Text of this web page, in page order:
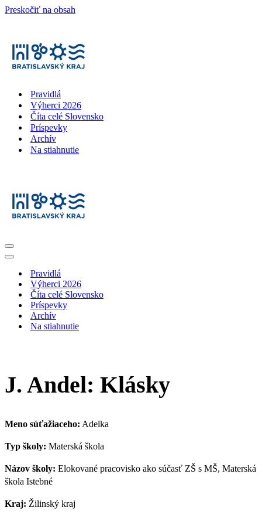
Preskočiť na obsah
Pravidlá
Výherci 2026
Číta celé Slovensko
Príspevky
Archív
Na stiahnutie
Menu
navigácie
Menu
navigáciePravidlá
Výherci 2026
Číta celé Slovensko
Príspevky
Archív
Na stiahnutie
J. Andel: Klásky
Meno súťažiaceho: Adelka
Typ školy: Materská škola
Názov školy: Elokované pracovisko ako súčasť ZŠ s MŠ, Materská
škola Istebné
Kraj: Žilinský kraj